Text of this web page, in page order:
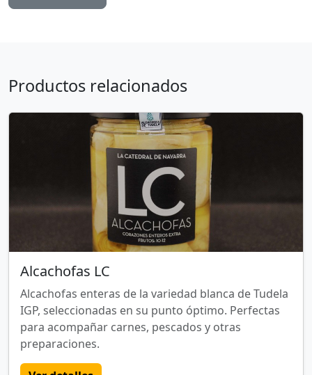
Productos relacionados
Alcachofas LC
Alcachofas enteras de la variedad blanca de Tudela
IGP, seleccionadas en su punto óptimo. Perfectas
para acompañar carnes, pescados y otras
preparaciones.